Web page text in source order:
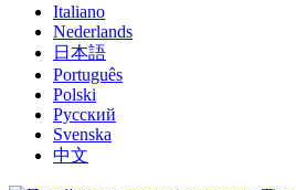
Italiano
Nederlands
日本語
Português
Polski
Русский
Svenska
中文